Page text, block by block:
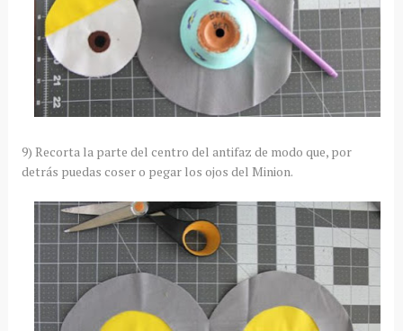
9) Recorta la parte del centro del antifaz de modo que, por
detrás puedas coser o pegar los ojos del Minion.